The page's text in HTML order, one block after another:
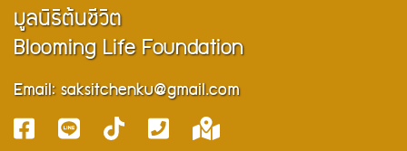
มูลนิธิต้นชีวิต
Blooming Life Foundation
Email:saksitchenku@gmail.com